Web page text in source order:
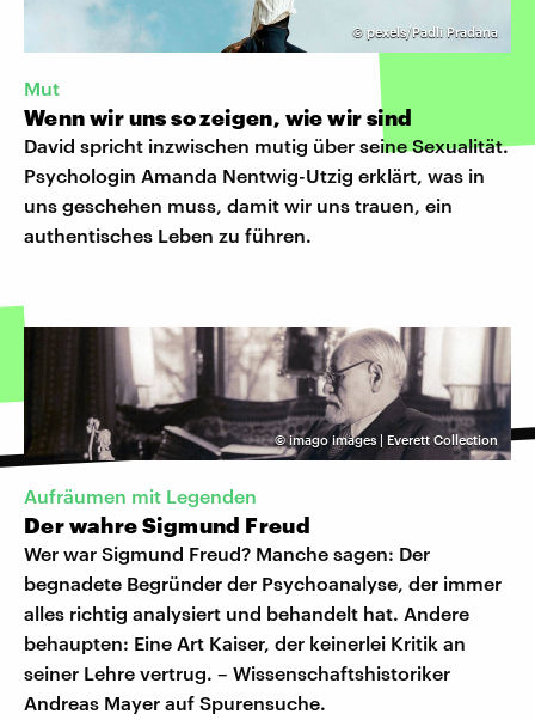
© pexels/Padli Pradana
Mut
Wenn wir uns so zeigen, wie wir sind
David spricht inzwischen mutig über seine Sexualität.
Psychologin Amanda Nentwig-Utzig erklärt, was in
uns geschehen muss, damit wir uns trauen, ein
authentisches Leben zu führen.
©imago images | Everett Collection
Aufräumen mit Legenden
Der wahre Sigmund Freud
Wer war Sigmund Freud? Manche sagen: Der
begnadete Begründer der Psychoanalyse, der immer
alles richtig analysiert und behandelt hat. Andere
behaupten: Eine Art Kaiser, der keinerlei Kritik an
seiner Lehre vertrug. – Wissenschaftshistoriker
Andreas Mayer auf Spurensuche.